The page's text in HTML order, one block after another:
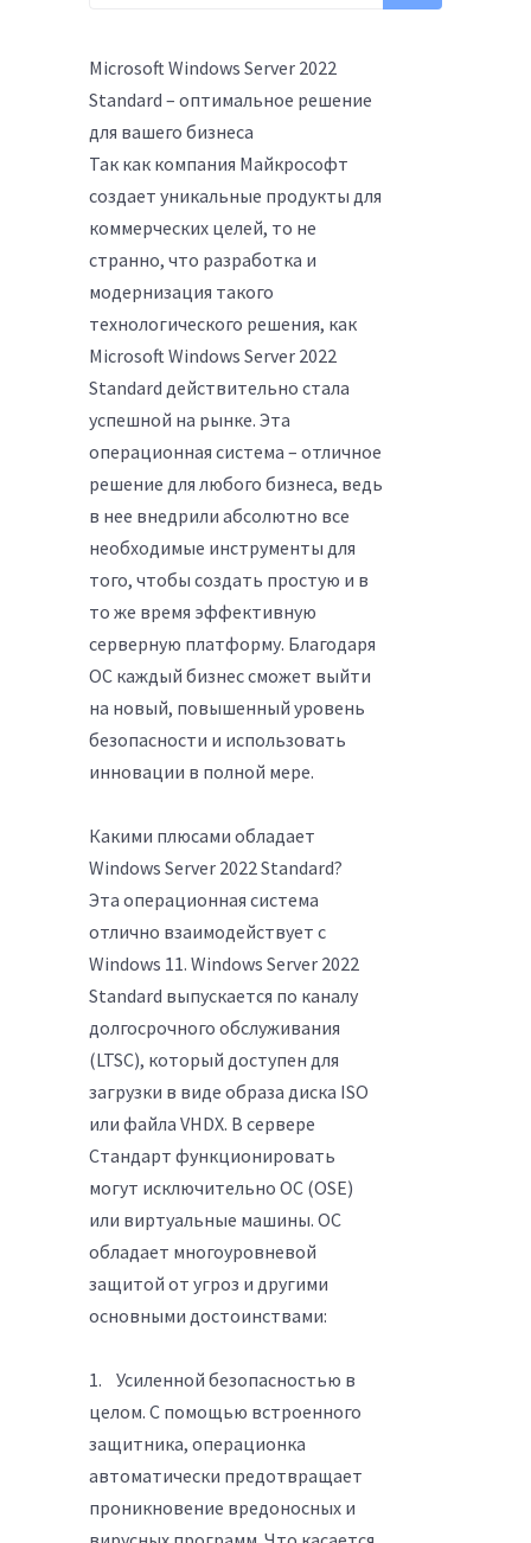
Microsoft Windows Server 2022
Standard – оптимальное решение
для вашего бизнеса
Так как компания Майкрософт
создает уникальные продукты для
коммерческих целей, то не
странно, что разработка и
модернизация такого
технологического решения, как
Microsoft Windows Server 2022
Standard действительно стала
успешной на рынке. Эта
операционная система – отличное
решение для любого бизнеса, ведь
в нее внедрили абсолютно все
необходимые инструменты для
того, чтобы создать простую и в
то же время эффективную
серверную платформу. Благодаря
ОС каждый бизнес сможет выйти
на новый, повышенный уровень
безопасности и использовать
инновации в полной мере.
Какими плюсами обладает
Windows Server 2022 Standard?
Эта операционная система
отлично взаимодействует с
Windows 11. Windows Server 2022
Standard выпускается по каналу
долгосрочного обслуживания
(LTSC), который доступен для
загрузки в виде образа диска ISO
или файла VHDX. В сервере
Стандарт функционировать
могут исключительно ОС (OSE)
или виртуальные машины. ОС
обладает многоуровневой
защитой от угроз и другими
основными достоинствами:
1. Усиленной безопасностью в
целом. С помощью встроенного
защитника, операционка
автоматически предотвращает
проникновение вредоносных и